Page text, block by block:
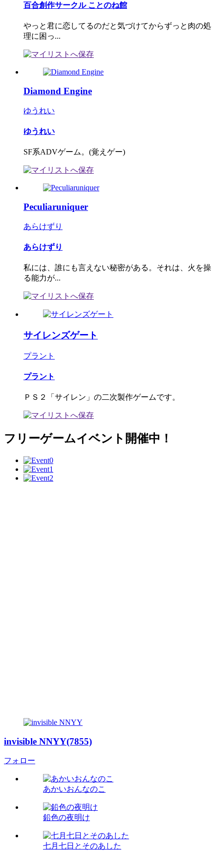
百合創作サークル ことのね館
やっと君に恋してるのだと気づけてからずっと肉の処
理に困っ...
Diamond Engine
ゆうれい
ゆうれい
SF系ADVゲーム。(覚えゲー)
Peculiaruniquer
あらけずり
あらけずり
私には、誰にも言えない秘密がある。それは、火を操
る能力が...
サイレンズゲート
プラント
プラント
ＰＳ２「サイレン」の二次製作ゲームです。
フリーゲームイベント開催中！
invisible NNYY(7855)
フォロー
あかいおんなのこ
鉛色の夜明け
七月七日とそのあした